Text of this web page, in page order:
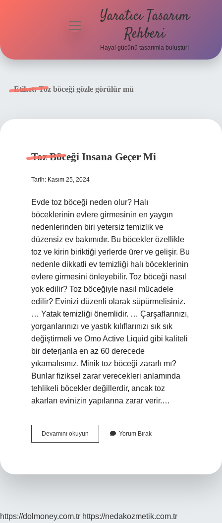
Politikası
menüyü
Yaratıcı Tasarım
Rehberi
Hayal gücünü tasarımla buluştur!
Etiket:Toz böceği gözle görülür mü
Toz Böceği Insana Geçer Mi
Tarih: Kasım 25, 2024
Evde toz böceği neden olur? Halı
böceklerinin evlere girmesinin en yaygın
nedenlerinden biri yetersiz temizlik ve
düzensiz ev bakımıdır. Bu böcekler özellikle
toz ve kirin biriktiği yerlerde ürer ve gelişir. Bu
nedenle dikkatli ev temizliği halı böceklerinin
evlere girmesini önleyebilir. Toz böceği nasıl
yok edilir? Toz böceğiyle nasıl mücadele
edilir? Evinizi düzenli olarak süpürmelisiniz.
… Yatak temizliği önemlidir. … Çarşaflarınızı,
yorganlarınızı ve yastık kılıflarınızı sık sık
değiştirmeli ve Omo Active Liquid gibi kaliteli
bir deterjanla en az 60 derecede
yıkamalısınız. Minik toz böceği zararlı mı?
Bunlar fiziksel zarar verecekleri anlamında
tehlikeli böcekler değillerdir, ancak toz
akarları evinizin yapılarına zarar verir.…
Devamını okuyun
Böceği
Yorum Bırak
https://dolmoney.com.tr https://nedakozmetik.com.tr